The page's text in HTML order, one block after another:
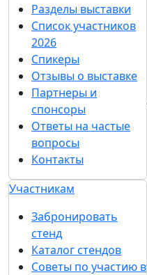
Разделы выставки
Список участников
2026
Спикеры
Отзывы о выставке
Партнеры и
спонсоры
Ответы на частые
вопросы
Контакты
Участникам
Забронировать
стенд
Каталог стендов
Советы по участию в